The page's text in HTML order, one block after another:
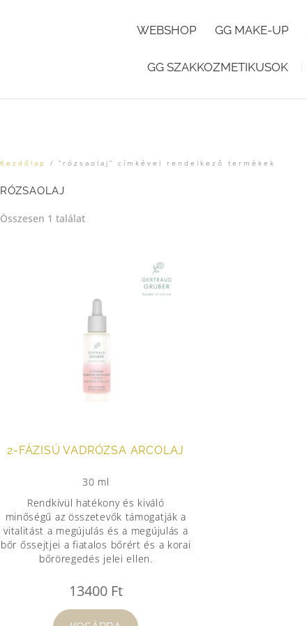
WEBSHOP GG MAKE-UP
GG SZAKKOZMETIKUSOK
Kezdőlap / “rózsaolaj” címkével rendelkező termékek
RÓZSAOLAJ
Összesen 1 találat
2-FÁZISÚ VADRÓZSA ARCOLAJ
30 ml
Rendkívül hatékony és kiváló
minőségű az összetevők támogatják a
vitalitást a megújulás és a megújulás a
bőr őssejtjei a fiatalos bőrért és a korai
bőröregedés jelei ellen.
13400 Ft